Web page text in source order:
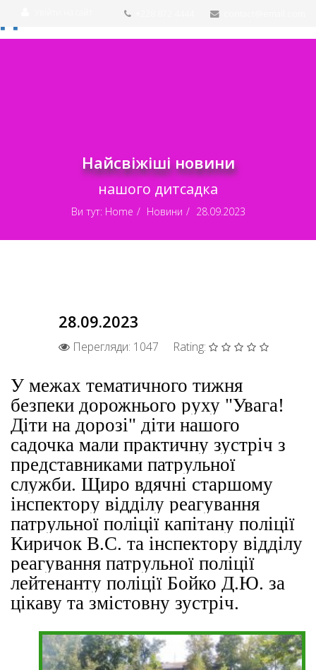
Найсвіжіші новини
нашого дитсадка
Ви тут: Home Новини 28.09.2023
28.09.2023
Перегляди: 1047 Rating:
У межах тематичного тижня
безпеки дорожнього руху "Увага!
Діти на дорозі" діти нашого
садочка мали практичну зустріч з
представниками патрульної
служби. Щиро вдячні старшому
інспектору відділу реагування
патрульної поліції капітану поліції
Киричок В.С. та інспектору відділу
реагування патрульної поліції
лейтенанту поліції Бойко Д.Ю. за
цікаву та змістовну зустріч.